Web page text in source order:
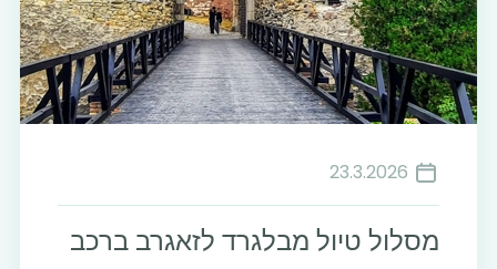
23.3.2026
מסלול טיול מבלגרד לזאגרב ברכב